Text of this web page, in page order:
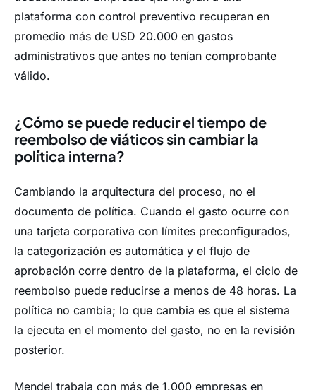
plataforma con control preventivo recuperan en
promedio más de USD 20.000 en gastos
administrativos que antes no tenían comprobante
válido.
¿Cómo se puede reducir el tiempo de
reembolso de viáticos sin cambiar la
política interna?
Cambiando la arquitectura del proceso, no el
documento de política. Cuando el gasto ocurre con
una tarjeta corporativa con límites preconfigurados,
la categorización es automática y el flujo de
aprobación corre dentro de la plataforma, el ciclo de
reembolso puede reducirse a menos de 48 horas. La
política no cambia; lo que cambia es que el sistema
la ejecuta en el momento del gasto, no en la revisión
posterior.
Mendel trabaja con más de 1.000 empresas en